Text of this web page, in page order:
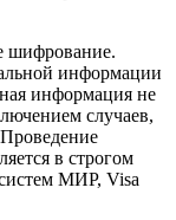
шифрование.
информации
информация не
случаев,
в строгом
МИР, Visa